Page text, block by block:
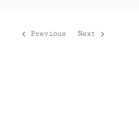
Previous Next